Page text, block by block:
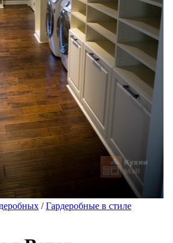
/Гардеробные в стиле